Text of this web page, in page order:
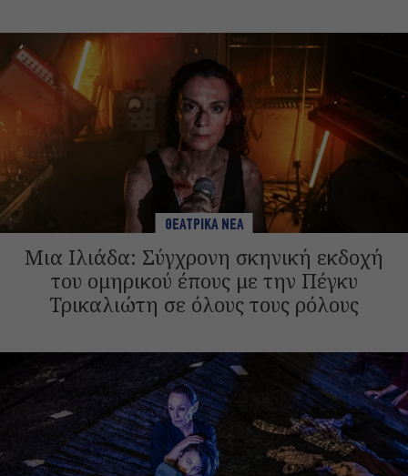
ΘΕΑΤΡΙΚΑ ΝΕΑ
Μια Ιλιάδα: Σύγχρονη σκηνική εκδοχή
του ομηρικού έπους με την Πέγκυ
Τρικαλιώτη σε όλους τους ρόλους